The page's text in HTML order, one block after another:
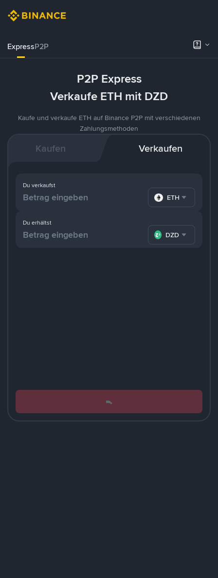
ExpressP2P
P2P Express
Verkaufe ETH mit DZD
Kaufe und verkaufe ETH auf Binance P2P mit verschiedenen
Zahlungsmethoden
Kaufen Verkaufen
Du erhältst
DZD
Du verkaufst
ETH